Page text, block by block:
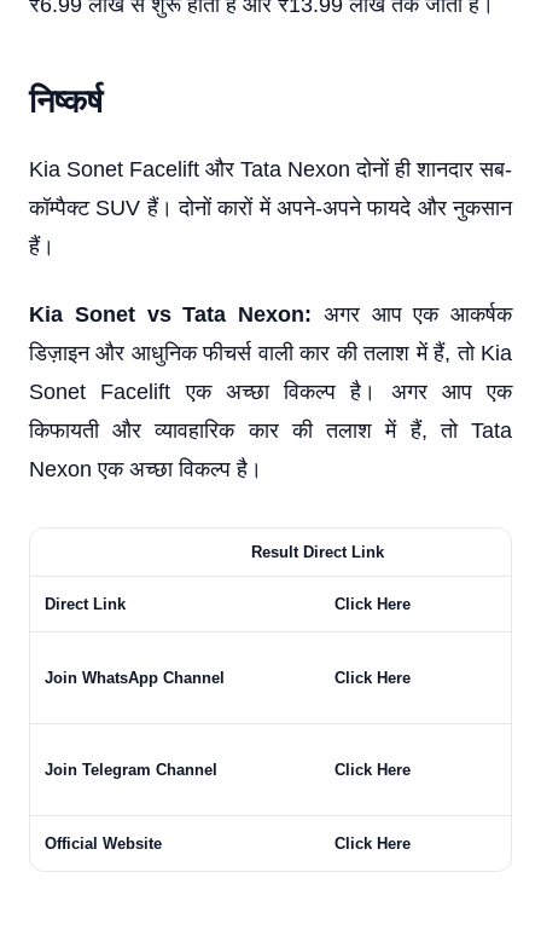
₹6.99 लाख से शुरू होती है और ₹13.99 लाख तक जाती है।
निष्कर्ष
Kia Sonet Facelift और Tata Nexon दोनों ही शानदार सब-
कॉम्पैक्ट SUV हैं। दोनों कारों में अपने-अपने फायदे और नुकसान
हैं।
Kia Sonet vs Tata Nexon: अगर आप एक आकर्षक
डिज़ाइन और आधुनिक फीचर्स वाली कार की तलाश में हैं, तो Kia
Sonet Facelift एक अच्छा विकल्प है। अगर आप एक
किफायती और व्यावहारिक कार की तलाश में हैं, तो Tata
Nexon एक अच्छा विकल्प है।
Result Direct Link
Direct Link Click Here
Join WhatsApp Channel Click Here
Join Telegram Channel Click Here
Official Website Click Here